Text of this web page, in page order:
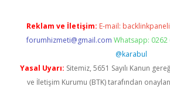
Reklam ve İletişim: E-mail:
forumhizmeti@gmail.com Whatsapp: 0262
@karabul
Yasal Uyarı: Sitemiz, 5651 Sayılı Kanun
ve İletişim Kurumu (BTK) tarafından